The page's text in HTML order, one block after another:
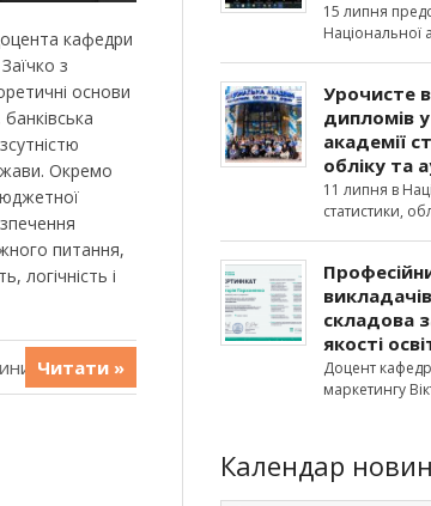
кафедри
з
основи
Окремо
питання,
логічність і
Читати »
15 липня
Національної
Урочисте
дипломів
академії
обліку та
11 липня в
статистики,
складова
якості
Доцент
маркетингу
Календар новин